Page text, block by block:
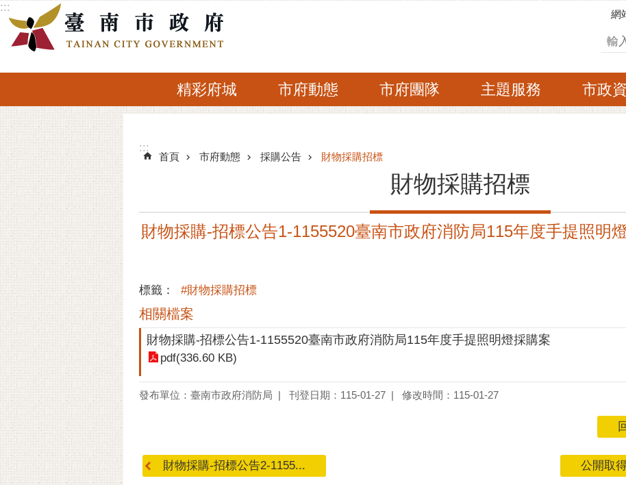
跳到主要內容區塊
:::
網
搜尋
精彩府城 市府動態 市府團隊 主題服務 市政
:::
:::
首頁 市府動態 採購公告 財物採購招標
財物採購招標
財物採購-招標公告1-1155520臺南市政府消防局115年度手提照明
標籤： #財物採購招標
相關檔案
財物採購-招標公告1-1155520臺南市政府消防局115年度手提照明燈採購案
pdf(336.60 KB)
發布單位：臺南市政府消防局 刊登日期：115-01-27 修改時間：115-01-27
財物採購-招標公告2-1155... 公開取